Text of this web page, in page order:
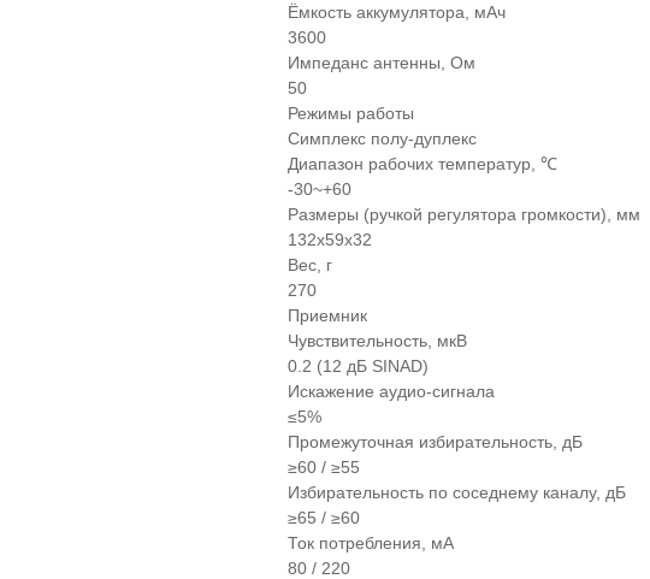
Ёмкость аккумулятора, мАч
3600
Импеданс антенны, Ом
50
Режимы работы
Симплекс полу-дуплекс
Диапазон рабочих температур, ℃
-30~+60
Размеры (ручкой регулятора громкости), мм
132x59x32
Вес, г
270
Приемник
Чувствительность, мкВ
0.2 (12 дБ SINAD)
Искажение аудио-сигнала
≤5%
Промежуточная избирательность, дБ
≥60 / ≥55
Избирательность по соседнему каналу, дБ
≥65 / ≥60
Ток потребления, мА
80 / 220